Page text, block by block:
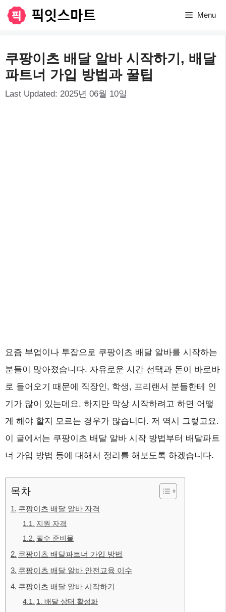
로
건
너
Menu
쿠팡이츠 배달 알바 시작하기, 배달
파트너 가입 방법과 꿀팁
Last Updated: 2025년 06월 10일
요즘 부업이나 투잡으로 쿠팡이츠 배달 알바를 시작하는
분들이 많아졌습니다. 자유로운 시간 선택과 돈이 바로바
로 들어오기 때문에 직장인, 학생, 프리랜서 분들한테 인
기가 많이 있는데요. 하지만 막상 시작하려고 하면 어떻
게 해야 할지 모르는 경우가 많습니다. 저 역시 그렇고요.
이 글에서는 쿠팡이츠 배달 알바 시작 방법부터 배달파트
너 가입 방법 등에 대해서 정리를 해보도록 하겠습니다.
목차
쿠팡이츠 배달 알바 자격
지원 자격
필수 준비물
쿠팡이츠 배달파트너 가입 방법
쿠팡이츠 배달 알바 안전교육 이수
쿠팡이츠 배달 알바 시작하기
1. 배달 상태 활성화